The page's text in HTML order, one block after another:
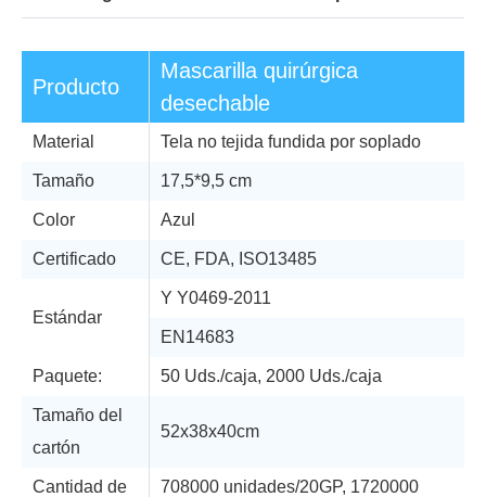
Producto
Mascarilla quirúrgica
desechable
Material Tela no tejida fundida por soplado
Tamaño 17,5*9,5 cm
Color Azul
Certificado CE, FDA, ISO13485
Estándar
Y Y0469-2011
EN14683
Paquete: 50 Uds./caja, 2000 Uds./caja
Tamaño del
cartón
52x38x40cm
Cantidad de
708000 unidades/20GP, 1720000